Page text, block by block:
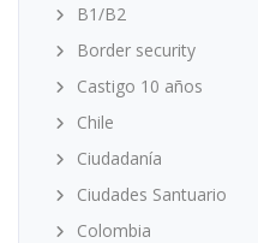
B1/B2
Border security
Castigo 10 años
Chile
Ciudadanía
Ciudades Santuario
Colombia